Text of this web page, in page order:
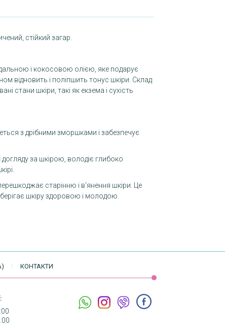
стійкий загар.
і кокосовою олією, яке подарує
відновить і поліпшить тонус шкіри. Склад
стани шкіри, такі як екзема і сухість
з дрібними зморшками і забезпечує
за шкірою, володіє глибоко
старінню і в'янення шкіри. Це
шкіру здоровою і молодою.
КОНТАКТИ